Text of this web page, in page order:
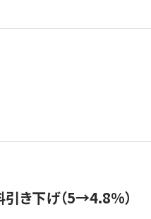
き下げ（5→4.8%）